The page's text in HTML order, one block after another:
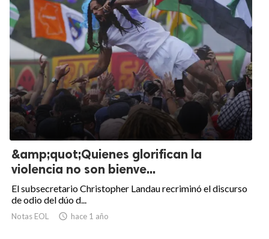
&amp;quot;Quienes glorifican la
violencia no son bienve...
El subsecretario Christopher Landau recriminó el discurso
de odio del dúo d...
Notas EOL  hace 1 año